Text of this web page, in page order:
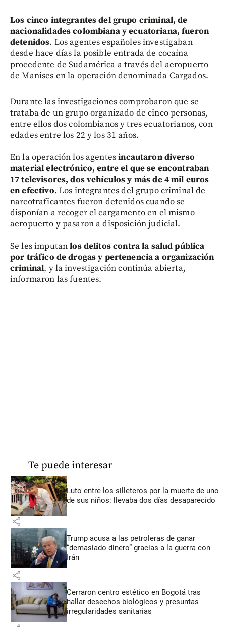
Los cinco integrantes del grupo criminal, de
nacionalidades colombiana y ecuatoriana, fueron
detenidos. Los agentes españoles investigaban
desde hace días la posible entrada de cocaína
procedente de Sudamérica a través del aeropuerto
de Manises en la operación denominada Cargados.
Durante las investigaciones comprobaron que se
trataba de un grupo organizado de cinco personas,
entre ellos dos colombianos y tres ecuatorianos, con
edades entre los 22 y los 31 años.
En la operación los agentesincautaron diverso
material electrónico, entre el que se encontraban
17 televisores, dos vehículos y más de 4 mil euros
en efectivo. Los integrantes del grupo criminal de
narcotraficantes fueron detenidos cuando se
disponían a recoger el cargamento en el mismo
aeropuerto y pasaron a disposición judicial.
Se les imputanlos delitos contra la salud pública
por tráfico de drogas y pertenencia a organización
criminal, y la investigación continúa abierta,
informaron las fuentes.
Te puede interesar
Luto entre los silleteros por la muerte de uno
de sus niños: llevaba dos días desaparecido
share
Trump acusa a las petroleras de ganar
“demasiado dinero” gracias a la guerra con
Irán
share
Cerraron centro estético en Bogotá tras
hallar desechos biológicos y presuntas
irregularidades sanitarias